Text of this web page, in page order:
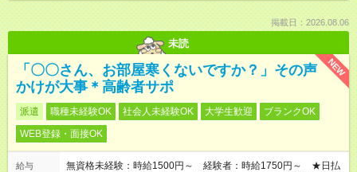
掲載日：2026.08.06
未読
NEW
「〇〇さん、お部屋寒くないですか？」その声
かけが大事＊高齢者サポ
派遣 職種未経験OK 社会人未経験OK 大学生歓迎
ブランクOK
WEB登録・面接OK
給与
無資格未経験：時給1500円～ 経験者：時給1750円～ ★日払